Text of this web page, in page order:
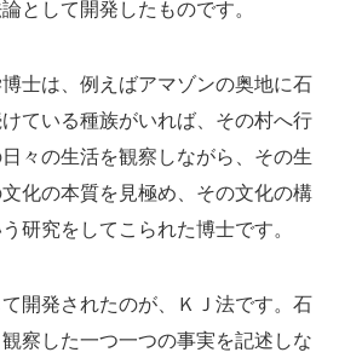
として開発したものです。
士は、例えばアマゾンの奥地に石
ている種族がいれば、その村へ行
々の生活を観察しながら、その生
化の本質を見極め、その文化の構
研究をしてこられた博士です。
開発されたのが、ＫＪ法です。石
察した一つ一つの事実を記述しな